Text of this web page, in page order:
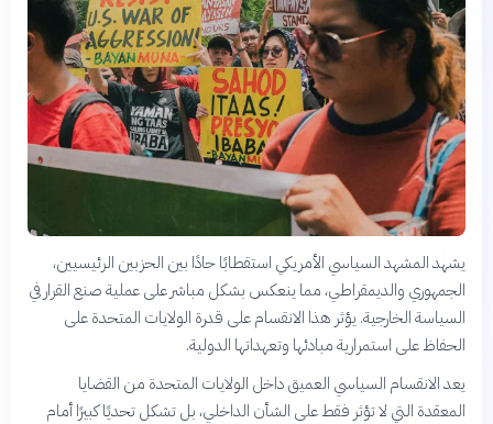
يشهد المشهد السياسي الأمريكي استقطابًا حادًا بين الحزبين الرئيسيين،
الجمهوري والديمقراطي، مما ينعكس بشكل مباشر على عملية صنع القرار في
السياسة الخارجية. يؤثر هذا الانقسام على قدرة الولايات المتحدة على
الحفاظ على استمرارية مبادئها وتعهداتها الدولية.
يعد الانقسام السياسي العميق داخل الولايات المتحدة من القضايا
المعقدة التي لا تؤثر فقط على الشأن الداخلي، بل تشكل تحديًا كبيرًا أمام